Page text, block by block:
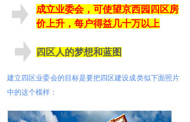
成立业委会，可使望京西园四区房
价上升，每户得益几十万以上
四区人的梦想和蓝图
建立四区业委会的目标是要把四区建设成类似下面照片
中的这个模样：